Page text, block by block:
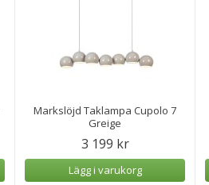
Markslöjd Taklampa Cupolo 7
Greige
3 199 kr
Lägg i varukorg